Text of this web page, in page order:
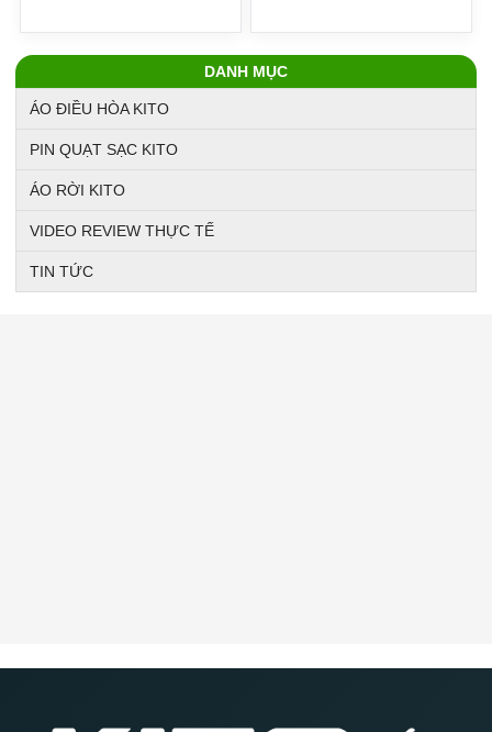
DANH MỤC
ÁO ĐIỀU HÒA KITO
PIN QUẠT SẠC KITO
ÁO RỜI KITO
VIDEO REVIEW THỰC TẾ
TIN TỨC